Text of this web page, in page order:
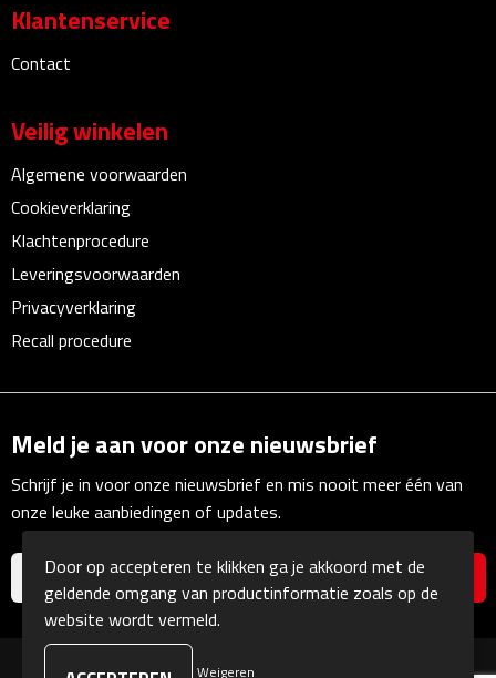
Boekenleggers
Gummen
Linialen
Magneten
Muismatten
Rekenmachines
Document- & Schrijfmappen
Klantenservice
Contact
Veilig winkelen
Algemene voorwaarden
Cookieverklaring
Klachtenprocedure
Leveringsvoorwaarden
Privacyverklaring
Recall procedure
Meld je aan voor onze nieuwsbrief
Schrijf je in voor onze nieuwsbrief en mis nooit meer één van
onze leuke aanbiedingen of updates.
Door op accepteren te klikken ga je akkoord met de
geldende omgang van productinformatie zoals op de
website wordt vermeld.
Weigeren